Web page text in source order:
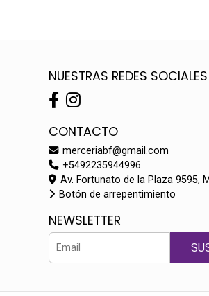
NUESTRAS REDES SOCIALES
CONTACTO
merceriabf@gmail.com
+5492235944996
Av. Fortunato de la Plaza 9595,
Botón de arrepentimiento
NEWSLETTER